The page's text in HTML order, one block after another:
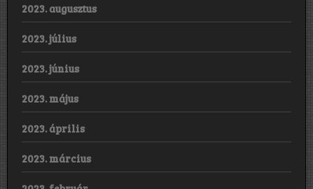
2023. augusztus
2023. július
2023. június
2023. május
2023. április
2023. március